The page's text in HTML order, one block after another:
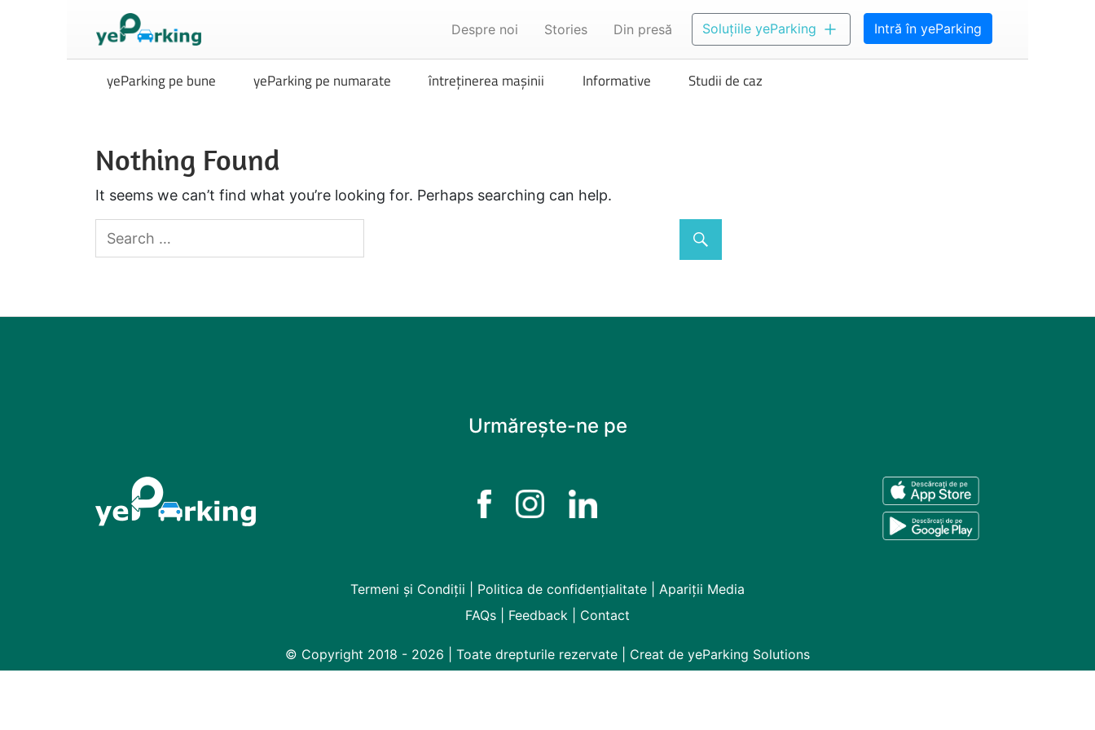
Despre noi Stories Din presă Soluțiile yeParking Intră în yeParking
yeParking pe bune yeParking pe numarate întreținerea mașinii Informative Studii de caz
Nothing Found
It seems we can’t find what you’re looking for. Perhaps searching can help.
Urmărește-ne pe
Termeni și Condiții Politica de confidențialitate
Apariții Media
FAQs
Feedback Contact
© Copyright 2018 - 2026 | Toate drepturile rezervate | Creat de yeParking Solutions